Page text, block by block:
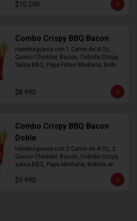
$10.290
Combo Crispy BBQ Bacon
Hamburguesa con 1 Carne de 4 Oz,
Queso Cheddar, Bacon, Cebolla Crispy,
Salsa BBQ, Papa Fritas Mediana, Bebida
$8.990
Combo Crispy BBQ Bacon
Doble
Hamburguesa con 2 Carne de 4 Oz, 2
Queso Cheddar, Bacon, Cebolla Crispy,
salsa BBQ, Papa Mediana, Bebida en
$9.990